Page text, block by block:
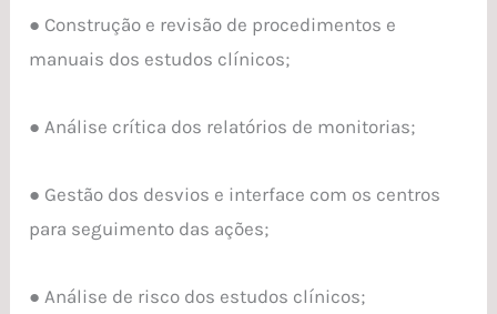
● Construção e revisão de procedimentos e
manuais dos estudos clínicos;
● Análise crítica dos relatórios de monitorias;
● Gestão dos desvios e interface com os centros
para seguimento das ações;
● Análise de risco dos estudos clínicos;